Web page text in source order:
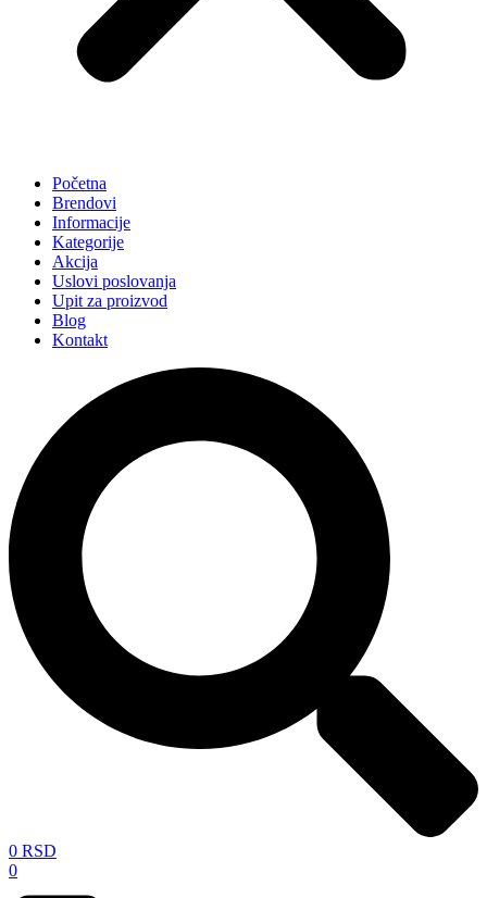
Početna
Brendovi
Informacije
Kategorije
Akcija
Uslovi poslovanja
Upit za proizvod
Blog
Kontakt
0 RSD
0